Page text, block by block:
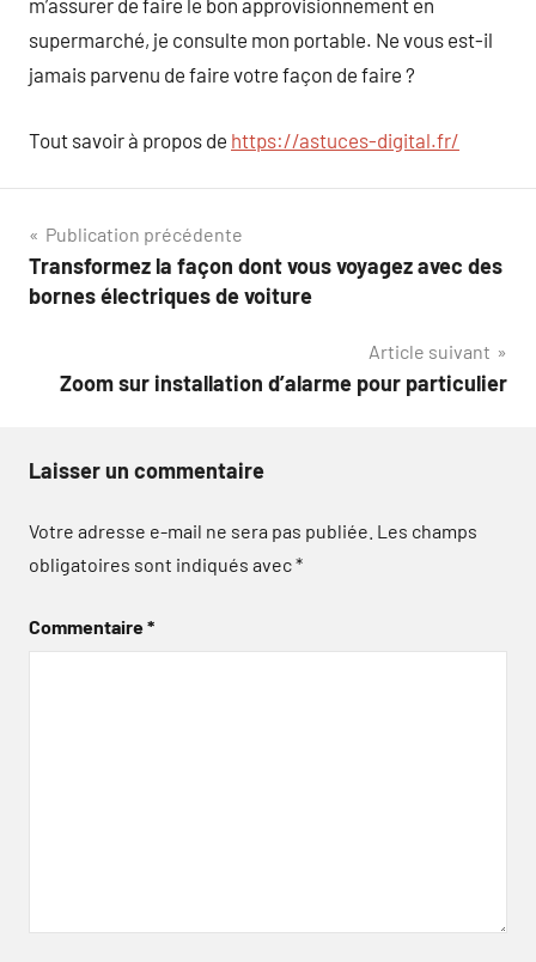
m’assurer de faire le bon approvisionnement en
supermarché, je consulte mon portable. Ne vous est-il
jamais parvenu de faire votre façon de faire ?
Tout savoir à propos de https://astuces-digital.fr/
Navigation
de
Publication précédente
Transformez la façon dont vous voyagez avec des
bornes électriques de voiture
Article suivant
Zoom sur installation d’alarme pour particulier
Laisser un commentaire
Votre adresse e-mail ne sera pas publiée. Les champs
obligatoires sont indiqués avec*
Commentaire*